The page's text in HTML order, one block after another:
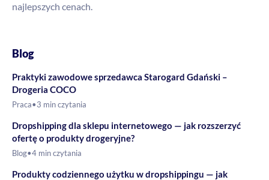
najlepszych cenach.
Blog
Praktyki zawodowe sprzedawca Starogard Gdański –
Drogeria COCO
Praca•3 min czytania
Dropshipping dla sklepu internetowego — jak rozszerzyć
ofertę o produkty drogeryjne?
Blog•4 min czytania
Produkty codziennego użytku w dropshippingu — jak